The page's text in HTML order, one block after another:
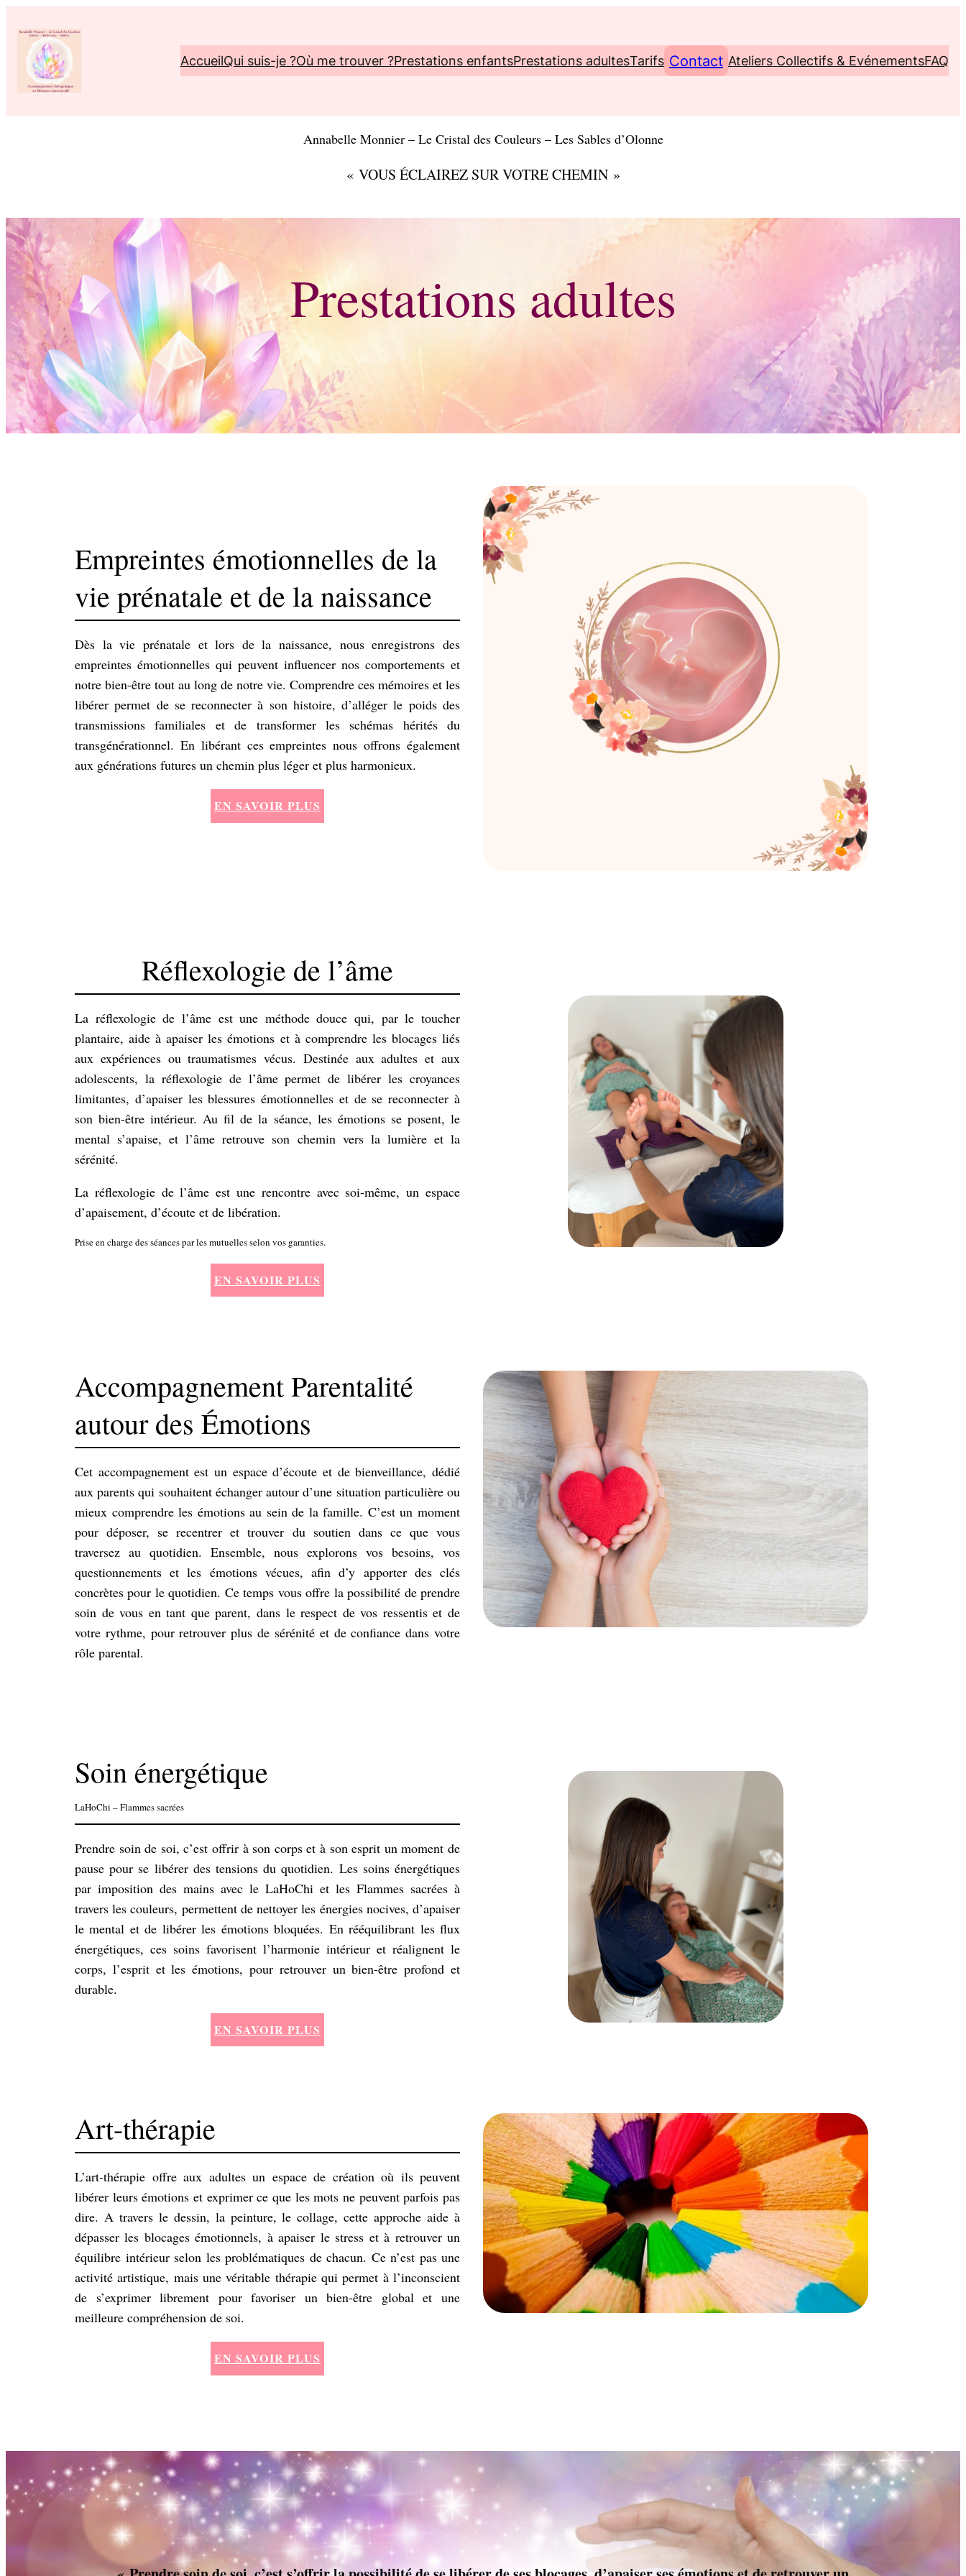
AccueilQui suis-je ?Où me trouver ?Prestations enfantsPrestations adultesTarifs Contact Ateliers Collectifs & EvénementsFAQ
Annabelle Monnier – Le Cristal des Couleurs – Les Sables d’Olonne
« VOUS ÉCLAIREZ SUR VOTRE CHEMIN »
Prestations adultes
Empreintes émotionnelles de la
vie prénatale et de la naissance
Dès la vie prénatale et lors de la naissance, nous enregistrons des
empreintes émotionnelles qui peuvent influencer nos comportements et
notre bien-être tout au long de notre vie. Comprendre ces mémoires et les
libérer permet de se reconnecter à son histoire, d’alléger le poids des
transmissions familiales et de transformer les schémas hérités du
transgénérationnel. En libérant ces empreintes nous offrons également
aux générations futures un chemin plus léger et plus harmonieux.
EN SAVOIR PLUS
Réflexologie de l’âme
La réflexologie de l’âme est une méthode douce qui, par le toucher
plantaire, aide à apaiser les émotions et à comprendre les blocages liés
aux expériences ou traumatismes vécus. Destinée aux adultes et aux
adolescents, la réflexologie de l’âme permet de libérer les croyances
limitantes, d’apaiser les blessures émotionnelles et de se reconnecter à
son bien-être intérieur. Au fil de la séance, les émotions se posent, le
mental s’apaise, et l’âme retrouve son chemin vers la lumière et la
sérénité.
La réflexologie de l’âme est une rencontre avec soi-même, un espace
d’apaisement, d’écoute et de libération.
Prise en charge des séances par les mutuelles selon vos garanties.
EN SAVOIR PLUS
Accompagnement Parentalité
autour des Émotions
Cet accompagnement est un espace d’écoute et de bienveillance, dédié
aux parents qui souhaitent échanger autour d’une situation particulière ou
mieux comprendre les émotions au sein de la famille. C’est un moment
pour déposer, se recentrer et trouver du soutien dans ce que vous
traversez au quotidien. Ensemble, nous explorons vos besoins, vos
questionnements et les émotions vécues, afin d’y apporter des clés
concrètes pour le quotidien. Ce temps vous offre la possibilité de prendre
soin de vous en tant que parent, dans le respect de vos ressentis et de
votre rythme, pour retrouver plus de sérénité et de confiance dans votre
rôle parental.
Soin énergétique
LaHoChi – Flammes sacrées
Prendre soin de soi, c’est offrir à son corps et à son esprit un moment de
pause pour se libérer des tensions du quotidien. Les soins énergétiques
par imposition des mains avec le LaHoChi et les Flammes sacrées à
travers les couleurs, permettent de nettoyer les énergies nocives, d’apaiser
le mental et de libérer les émotions bloquées. En rééquilibrant les flux
énergétiques, ces soins favorisent l’harmonie intérieur et réalignent le
corps, l’esprit et les émotions, pour retrouver un bien-être profond et
durable.
EN SAVOIR PLUS
Art-thérapie
L’art-thérapie offre aux adultes un espace de création où ils peuvent
libérer leurs émotions et exprimer ce que les mots ne peuvent parfois pas
dire. A travers le dessin, la peinture, le collage, cette approche aide à
dépasser les blocages émotionnels, à apaiser le stress et à retrouver un
équilibre intérieur selon les problématiques de chacun. Ce n’est pas une
activité artistique, mais une véritable thérapie qui permet à l’inconscient
de s’exprimer librement pour favoriser un bien-être global et une
meilleure compréhension de soi.
EN SAVOIR PLUS